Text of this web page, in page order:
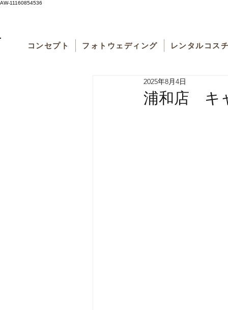
AW-11160854536
コンセプト フォトウェディング レンタルコス
浦和店 キ
2025年8月4日